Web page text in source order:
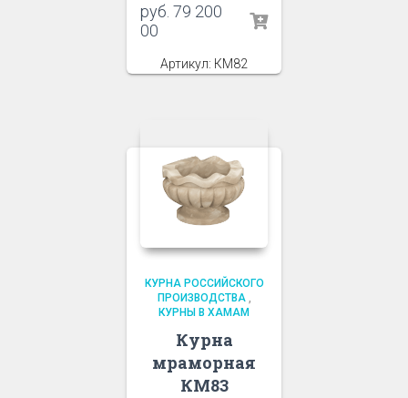
руб. 79 200
00
Артикул: КМ82
КУРНА РОССИЙСКОГО
ПРОИЗВОДСТВА,
КУРНЫ В ХАМАМ
Курна
мраморная
КМ83